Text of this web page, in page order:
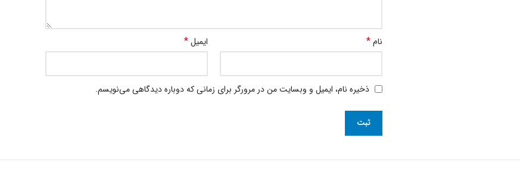
نام* ایمیل*
ذخیره نام، ایمیل و وبسایت من در مرورگر برای زمانی که دوباره دیدگاهی می‌نویسم.